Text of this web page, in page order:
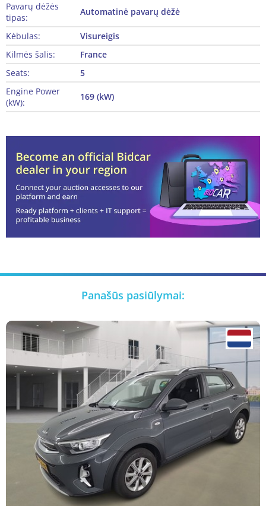
Pavarų dėžės
tipas:
Automatinė pavarų dėžė
Kėbulas:
Visureigis
Kilmės šalis:
France
Seats:
5
Engine Power
(kW):
169 (kW)
Panašūs pasiūlymai: